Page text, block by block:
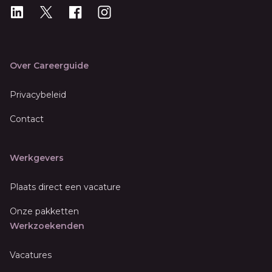
LinkedIn
X Instagram
Over Careerguide
Privacybeleid
Contact
Werkgevers
Plaats direct een vacature
Onze pakketten
Werkzoekenden
Vacatures